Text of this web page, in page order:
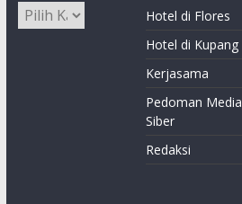
Hotel di Flores
Hotel di Kupang
Kerjasama
Pedoman Media
Siber
Redaksi